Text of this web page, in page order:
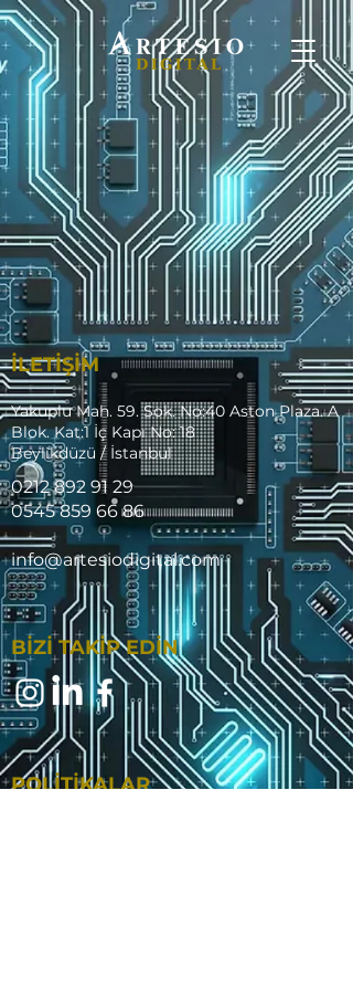
İLETİŞİM
Yakuplu Mah. 59. Sok. No:40 Aston Plaza. A
Blok. Kat:1 İç Kapı No: 18
Beylikdüzü / İstanbul
0212 892 91 29
0545 859 66 86
info@artesiodigital.com
BİZİ TAKİP EDİN
POLİTİKALAR